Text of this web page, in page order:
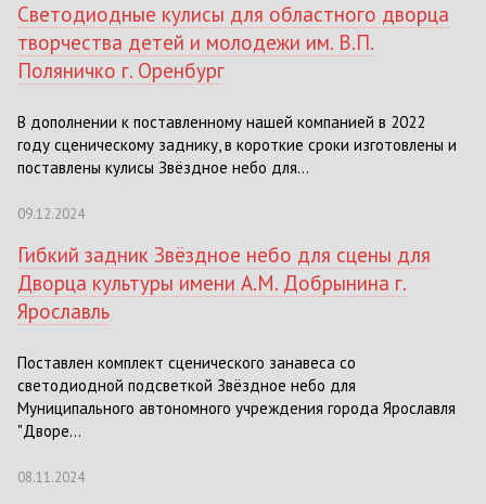
Светодиодные кулисы для областного дворца
творчества детей и молодежи им. В.П.
Поляничко г. Оренбург
В дополнении к поставленному нашей компанией в 2022
году сценическому заднику, в короткие сроки изготовлены и
поставлены кулисы Звёздное небо для...
09.12.2024
Гибкий задник Звёздное небо для сцены для
Дворца культуры имени А.М. Добрынина г.
Ярославль
Поставлен комплект сценического занавеса со
светодиодной подсветкой Звёздное небо для
Муниципального автономного учреждения города Ярославля
"Дворе...
08.11.2024